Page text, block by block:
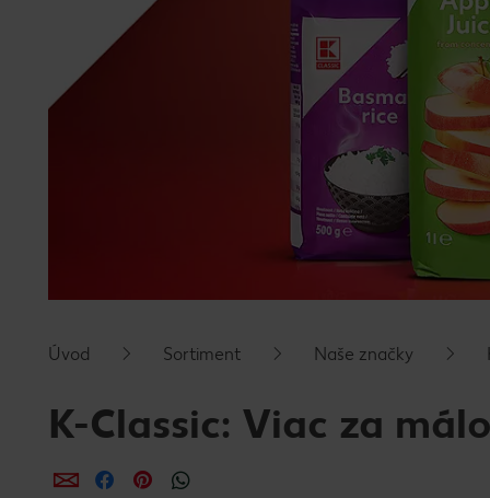
Vyskakovací bočný panel
Úvod Sortiment Naše značky
K-Classic: Viac za
ZdieľaťZdieľaťZdieľať